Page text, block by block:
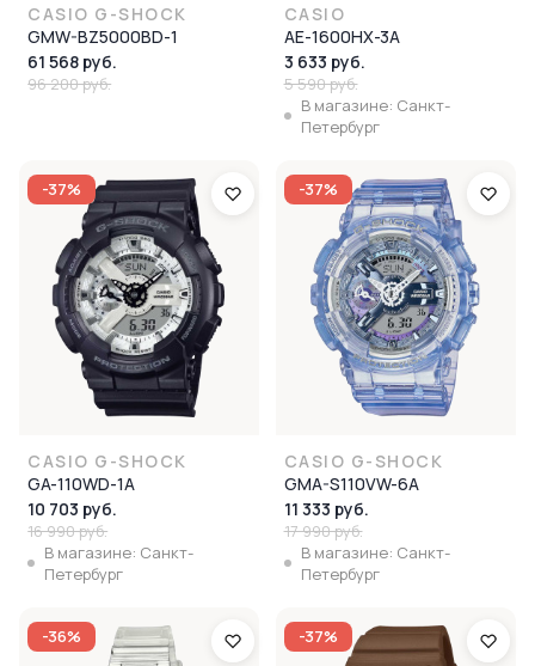
CASIO G-SHOCK
GMW-BZ5000BD-1
61 568 руб.
96 200 руб.
CASIO
AE-1600HX-3A
3 633 руб.
5 590 руб.
В магазине: Санкт-
Петербург
-37%
CASIO G-SHOCK
GA-110WD-1A
10 703 руб.
16 990 руб.
В магазине: Санкт-
Петербург
-37%
CASIO G-SHOCK
GMA-S110VW-6A
11 333 руб.
17 990 руб.
В магазине: Санкт-
Петербург
-36% -37%